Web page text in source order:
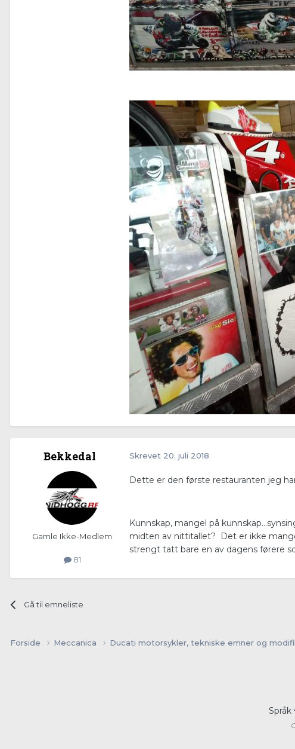
Bekkedal
Gamle Ikke-Medlem
81
Skrevet 20. juli 2018
Dette er den første restauranten jeg
Kunnskap, mangel på
midten av nittitallet? Det er ikke
strengt tatt bare en av dagens førere
Gå til emneliste
Forside Meccanica Ducati motorsykler, tekniske emner og
Språk